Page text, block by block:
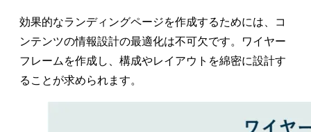
効果的なランディングページを作成するためには、コ
ンテンツの情報設計の最適化は不可欠です。ワイヤー
フレームを作成し、構成やレイアウトを綿密に設計す
ることが求められます。